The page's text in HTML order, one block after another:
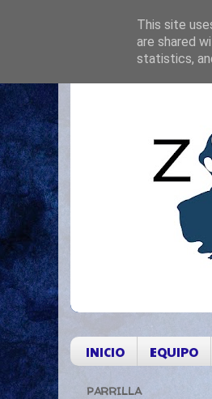
INICIO EQUIPO
PARRILLA
This site
are shared
statistics,